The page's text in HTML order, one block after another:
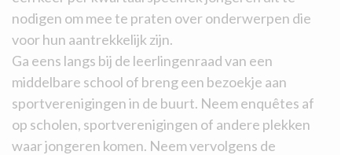
nodigen om mee te praten over onderwerpen die
voor hun aantrekkelijk zijn.
Ga eens langs bij de leerlingenraad van een
middelbare school of breng een bezoekje aan
sportverenigingen in de buurt. Neem enquêtes af
op scholen, sportverenigingen of andere plekken
waar jongeren komen. Neem vervolgens de